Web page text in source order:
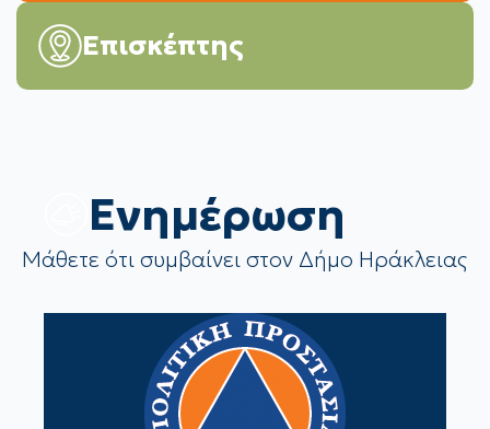
Επισκέπτης
Eνημέρωση
Μάθετε ότι συμβαίνει στον Δήμο Ηράκλειας